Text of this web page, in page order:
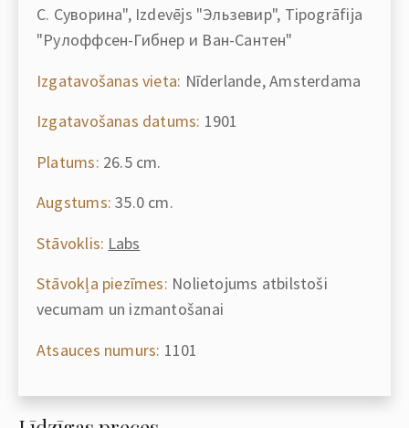
С. Суворина", Izdevējs "Эльзевир", Tipogrāfija
"Рулоффсен-Гибнер и Ван-Сантен"
Izgatavošanas vieta: Nīderlande, Amsterdama
Izgatavošanas datums: 1901
Platums: 26.5 cm.
Augstums: 35.0 cm.
Stāvoklis: Labs
Stāvokļa piezīmes: Nolietojums atbilstoši
vecumam un izmantošanai
Atsauces numurs: 1101